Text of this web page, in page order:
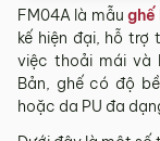
FM04A là mẫughế
kế hiện đại, hỗ
việc thoải mái và
Bản, ghế có độ
hoặc da PU đa